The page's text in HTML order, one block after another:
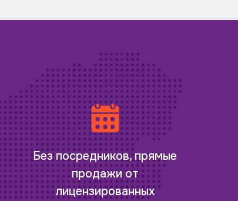
Без посредников, прямые
продажи от
лицензированных